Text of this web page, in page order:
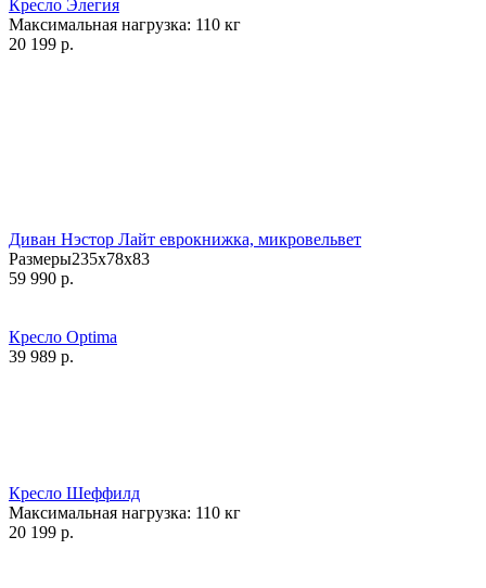
Кресло Элегия
Максимальная нагрузка: 110 кг
20 199 р.
Диван Нэстор Лайт еврокнижка, микровельвет
Размеры235x78x83
59 990 р.
Кресло Optima
39 989 р.
Кресло Шеффилд
Максимальная нагрузка: 110 кг
20 199 р.